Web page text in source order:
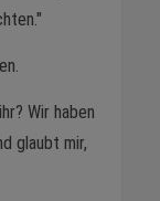
Wir haben
glaubt mir,